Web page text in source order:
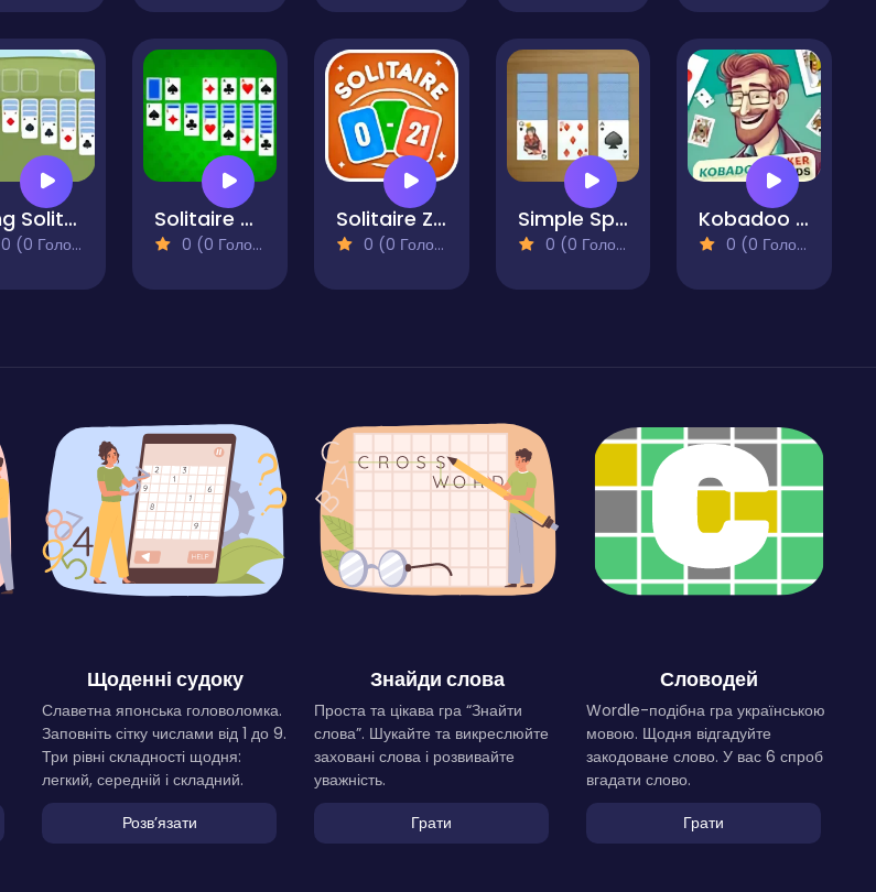
King Solitaire
0 (0 Голосів)
Solitaire Classic - Klondike Master
0 (0 Голосів)
Solitaire Zero 21
0 (0 Голосів)
Simple Spider Solitaire
0 (0 Голосів)
Kobadoo Poker Cards
0 (0 Голосів)
Щоденні судоку
Славетна японська головоломка.
Заповніть сітку числами від 1 до 9.
Три рівні складності щодня:
легкий, середній і складний.
Розвʼязати
Знайди слова
Проста та цікава гра “Знайти
слова”. Шукайте та викреслюйте
заховані слова і розвивайте
уважність.
Грати
Словодей
Wordle-подібна гра українською
мовою. Щодня відгадуйте
закодоване слово. У вас 6 спроб
вгадати слово.
Грати